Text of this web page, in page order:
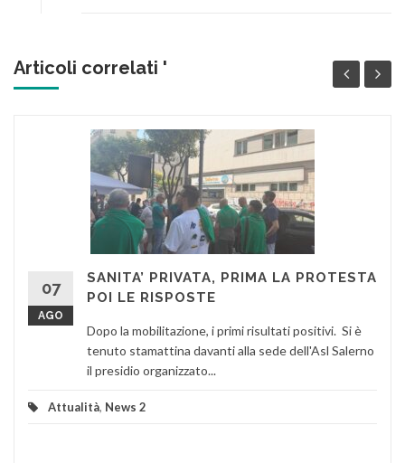
Articoli correlati '
07
AGO
SANITA’ PRIVATA, PRIMA LA PROTESTA
POI LE RISPOSTE
Dopo la mobilitazione, i primi risultati positivi. Si è
tenuto stamattina davanti alla sede dell'Asl Salerno
il presidio organizzato...
Attualità, News 2